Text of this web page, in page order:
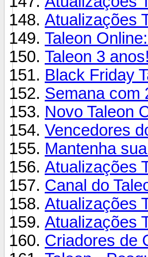
Atualizações
Taleon
Taleon 3 anos!
Black Friday
Semana com
Novo Taleon
Vencedores
Mantenha
Atualizações
Canal do
Atualizações
Atualizações
Criadores de